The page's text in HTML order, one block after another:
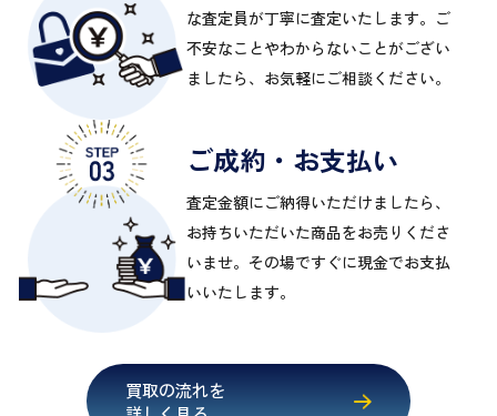
な査定員が丁寧に査定いたします。ご
不安なことやわからないことがござい
ましたら、お気軽にご相談ください。
ご成約・お支払い
査定金額にご納得いただけましたら、
お持ちいただいた商品をお売りくださ
いませ。その場ですぐに現金でお支払
いいたします。
買取の流れを